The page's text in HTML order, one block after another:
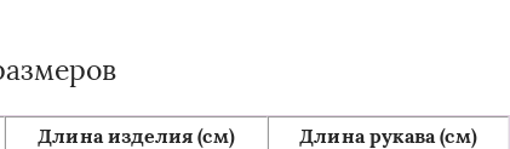
Длина изделия (см) Длина рукава (см)